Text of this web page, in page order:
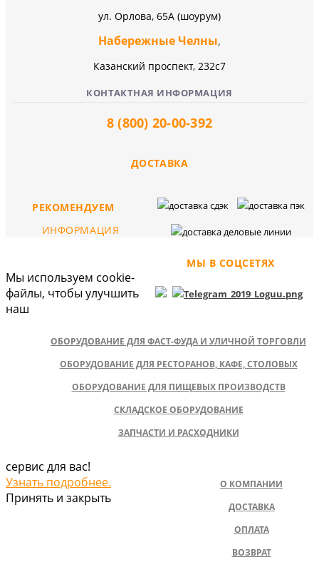
ул. Орлова, 65А (шоурум)
Набережные Челны,
Казанский проспект, 232c7
КОНТАКТНАЯ ИНФОРМАЦИЯ
8 (800) 20-00-392
ДОСТАВКА
МЫ В СОЦСЕТЯХ
РЕКОМЕНДУЕМ
ОБОРУДОВАНИЕ ДЛЯ ФАСТ-ФУДА И УЛИЧНОЙ ТОРГОВЛИ
ОБОРУДОВАНИЕ ДЛЯ РЕСТОРАНОВ, КАФЕ, СТОЛОВЫХ
ОБОРУДОВАНИЕ ДЛЯ ПИЩЕВЫХ ПРОИЗВОДСТВ
СКЛАДСКОЕ ОБОРУДОВАНИЕ
ЗАПЧАСТИ И РАСХОДНИКИ
ИНФОРМАЦИЯ
О КОМПАНИИ
ДОСТАВКА
ОПЛАТА
ВОЗВРАТ
Мы используем cookie-
файлы, чтобы улучшить
наш
сервис для вас!
Узнать подробнее.
Принять и закрыть